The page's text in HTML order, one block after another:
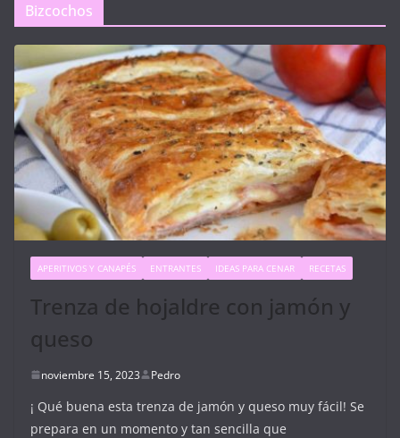
Bizcochos
APERITIVOS Y CANAPÉS ENTRANTES IDEAS PARA CENAR RECETAS
Trenza de hojaldre con jamón y
queso
noviembre 15, 2023 Pedro
¡ Qué buena esta trenza de jamón y queso muy fácil! Se
prepara en un momento y tan sencilla que